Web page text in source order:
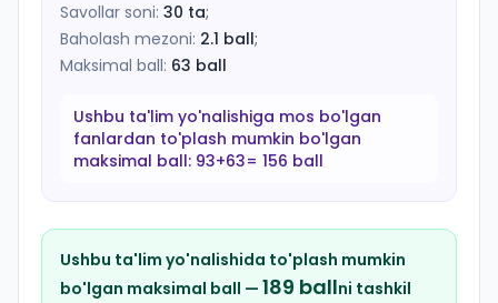
Savollar soni: 30 ta;
Baholash mezoni: 2.1 ball;
Maksimal ball: 63 ball
Ushbu ta'lim yo'nalishiga mos bo'lgan
fanlardan to'plash mumkin bo'lgan
maksimal ball: 93+63= 156 ball
Ushbu ta'lim yo'nalishida to'plash mumkin
bo'lgan maksimal ball — 189 ballni tashkil